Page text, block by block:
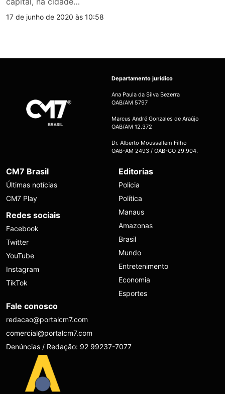
17 de junho de 2020 às 10:58
Departamento jurídico
Ana Paula da Silva Bezerra
OAB/AM 5797
Marcus André Gonzales de Araújo
OAB/AM 12.372
Dr. Alberto Moussallem Filho
OAB-AM 2493 / OAB-GO 29.904.
CM7 Brasil
Últimas notícias
CM7 Play
Redes sociais
Facebook
Twitter
YouTube
Instagram
TikTok
Editorias
Polícia
Política
Manaus
Amazonas
Brasil
Mundo
Entretenimento
Economia
Esportes
Fale conosco
redacao@portalcm7.com
comercial@portalcm7.com
Denúncias / Redação: 92 99237-7077